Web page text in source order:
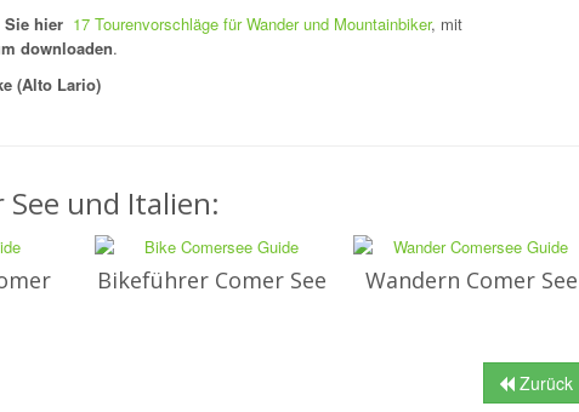
Sie hier 17 Tourenvorschläge für Wander und Mountainbiker, mit
downloaden.
(Alto Lario)
See und Italien:
Bikeführer Comer See Wandern Comer See
Zurück